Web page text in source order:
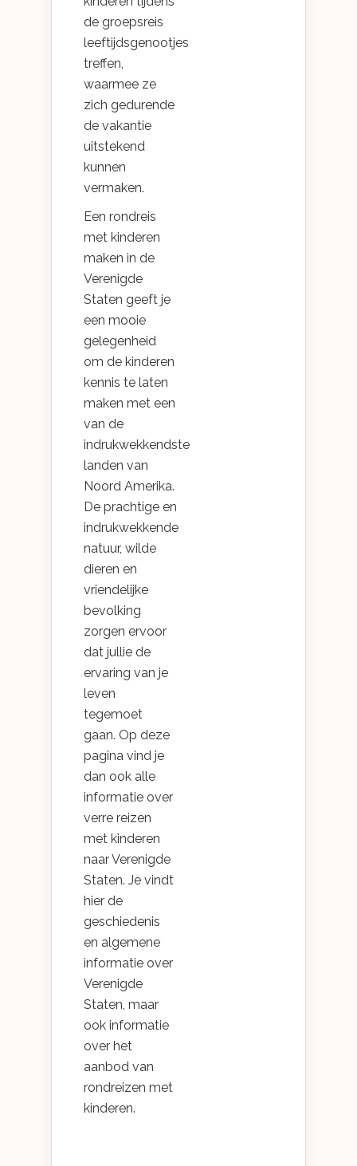
de groepsreis
leeftijdsgenootjes
treffen,
waarmee ze
zich gedurende
de vakantie
uitstekend
kunnen
vermaken.
Een rondreis
met kinderen
maken in de
Verenigde
Staten geeft je
een mooie
gelegenheid
om de kinderen
kennis te laten
maken met een
van de
indrukwekkendste
landen van
Noord Amerika.
De prachtige en
indrukwekkende
natuur, wilde
dieren en
vriendelijke
bevolking
zorgen ervoor
dat jullie de
ervaring van je
leven
tegemoet
gaan. Op deze
pagina vind je
dan ook alle
informatie over
verre reizen
met kinderen
naar Verenigde
Staten. Je vindt
hier de
geschiedenis
en algemene
informatie over
Verenigde
Staten, maar
ook informatie
over het
aanbod van
rondreizen met
kinderen.